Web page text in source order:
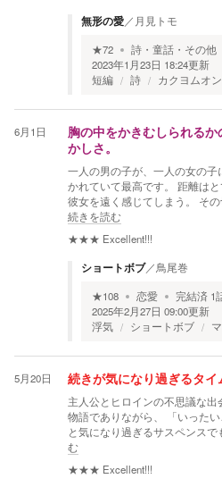
無形の愛／ 月見トモ
★72 詩・童話・その他
2023年1月23日 18:24更新
短編
詩 カクヨムオ
6月1日
胸の中をかきむしられる
かしさ。
一人の男の子が、一人の女の
かれていて最高です。 距離は
彼女を遠く感じてしまう。 そ
続きを読む
★★★ Excellent!!!
ショートボブ／鳥尾巻
★108 恋愛 完結済 1
2025年2月27日 09:00更新
浮気
ショートボブ
5月20日 続きが気になり過ぎるタイ
主人公とヒロインの不思議な
物語でありながら、 「いった
と気になり過ぎるサスペンスで
む
★★★ Excellent!!!